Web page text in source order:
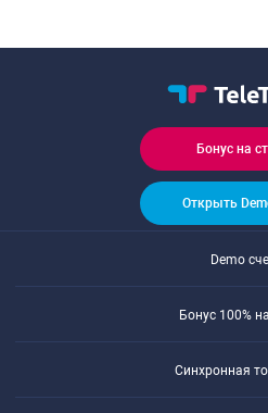
Бонус на
Открыть
Demo
Бонус 100%
Синхронная